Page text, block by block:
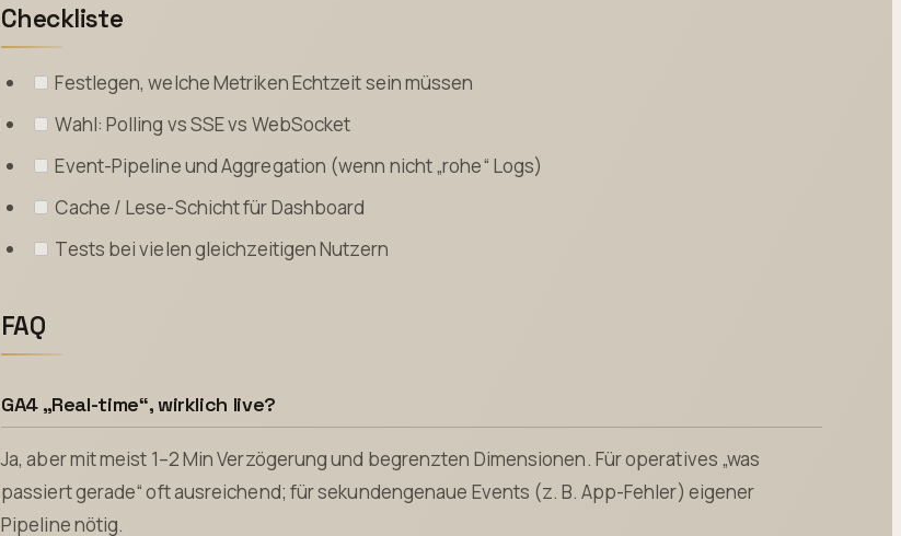
Checkliste
Festlegen, welche Metriken Echtzeit sein müssen
Wahl: Polling vs SSE vs WebSocket
Event-Pipeline und Aggregation (wenn nicht „rohe“ Logs)
Cache / Lese-Schicht für Dashboard
Tests bei vielen gleichzeitigen Nutzern
FAQ
GA4 „Real-time“, wirklich live?
Ja, aber mit meist 1–2 Min Verzögerung und begrenzten Dimensionen. Für operatives „was
passiert gerade“ oft ausreichend; für sekundengenaue Events (z. B. App-Fehler) eigener
Pipeline nötig.